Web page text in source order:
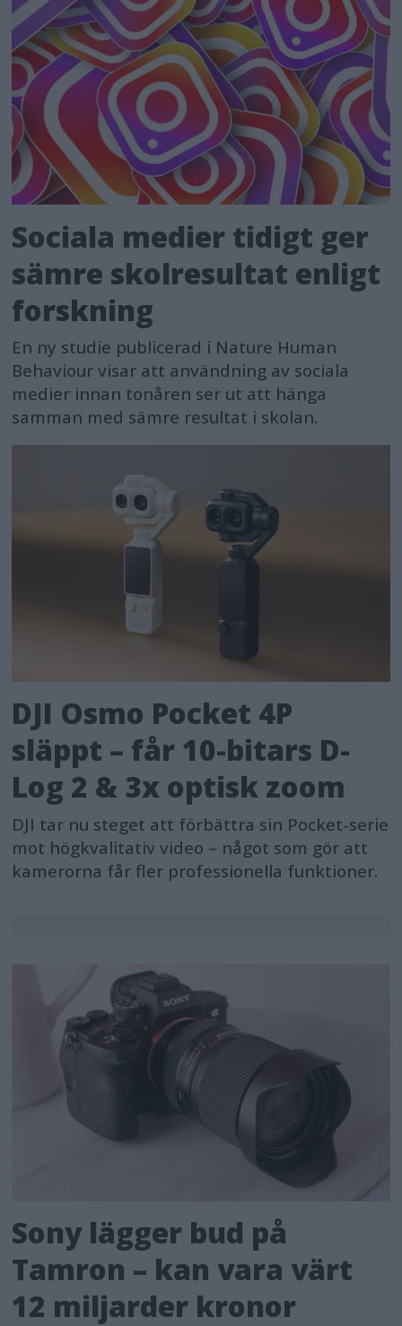
Sociala medier tidigt ger
sämre skolresultat enligt
forskning
En ny studie publicerad i Nature Human
Behaviour visar att användning av sociala
medier innan tonåren ser ut att hänga
samman med sämre resultat i skolan.
DJI Osmo Pocket 4P
släppt – får 10-bitars D-
Log 2 & 3x optisk zoom
DJI tar nu steget att förbättra sin Pocket-serie
mot högkvalitativ video – något som gör att
kamerorna får fler professionella funktioner.
Sony lägger bud på
Tamron – kan vara värt
12 miljarder kronor